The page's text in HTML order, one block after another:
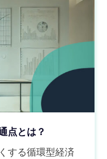
点とは？
する循環型経済